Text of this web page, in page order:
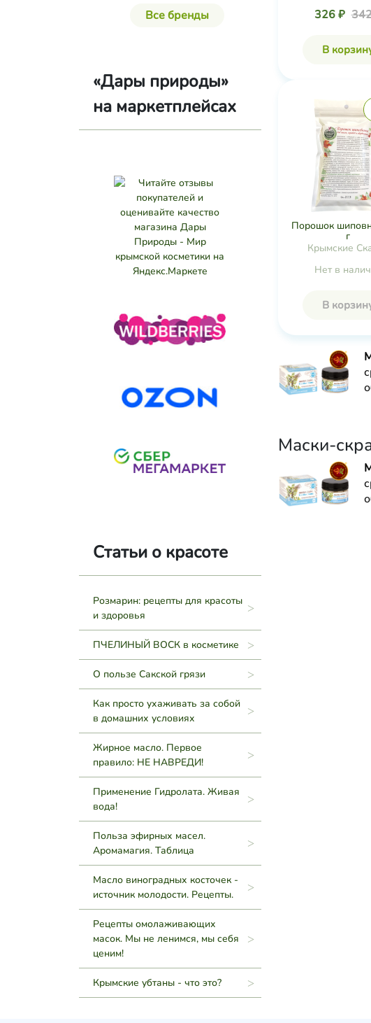
Все бренды
«Дары природы»
на маркетплейсах
Статьи о красоте
Розмарин: рецепты для красоты
и здоровья
ПЧЕЛИНЫЙ ВОСК в косметике
О пользе Сакской грязи
Как просто ухаживать за собой
в домашних условиях
Жирное масло. Первое
правило: НЕ НАВРЕДИ!
Применение Гидролата. Живая
вода!
Польза эфирных масел.
Аромамагия. Таблица
Масло виноградных косточек -
источник молодости. Рецепты.
Рецепты омолаживающих
масок. Мы не ленимся, мы себя
ценим!
Крымские убтаны - что это?
326 ₽
В
Порошок
г
Крымские
Нет в
В
Маски-